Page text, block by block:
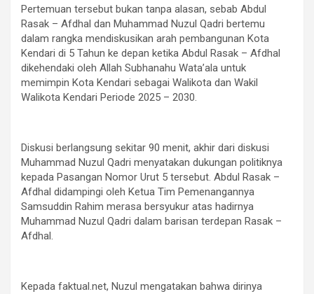
Pertemuan tersebut bukan tanpa alasan, sebab Abdul
Rasak – Afdhal dan Muhammad Nuzul Qadri bertemu
dalam rangka mendiskusikan arah pembangunan Kota
Kendari di 5 Tahun ke depan ketika Abdul Rasak – Afdhal
dikehendaki oleh Allah Subhanahu Wata’ala untuk
memimpin Kota Kendari sebagai Walikota dan Wakil
Walikota Kendari Periode 2025 – 2030.
Diskusi berlangsung sekitar 90 menit, akhir dari diskusi
Muhammad Nuzul Qadri menyatakan dukungan politiknya
kepada Pasangan Nomor Urut 5 tersebut. Abdul Rasak –
Afdhal didampingi oleh Ketua Tim Pemenangannya
Samsuddin Rahim merasa bersyukur atas hadirnya
Muhammad Nuzul Qadri dalam barisan terdepan Rasak –
Afdhal.
Kepada faktual.net, Nuzul mengatakan bahwa dirinya